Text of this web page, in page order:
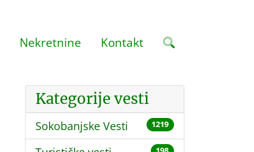
Nekretnine Kontakt
Kategorije vesti
Sokobanjske Vesti 1219